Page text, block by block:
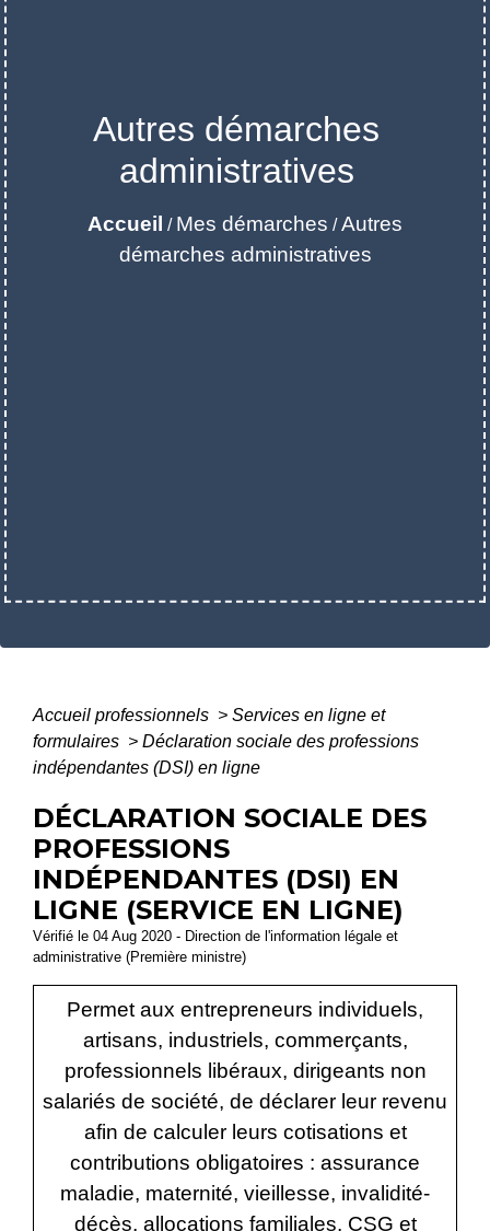
Autres démarches
administratives
Accueil / Mes démarches /Autres
démarches administratives
Accueil professionnels > Services en ligne et
formulaires > Déclaration sociale des professions
indépendantes (DSI) en ligne
DÉCLARATION SOCIALE DES
PROFESSIONS
INDÉPENDANTES (DSI) EN
LIGNE (SERVICE EN LIGNE)
Vérifié le 04 Aug 2020 - Direction de l'information légale et
administrative (Première ministre)
Permet aux entrepreneurs individuels,
artisans, industriels, commerçants,
professionnels libéraux, dirigeants non
salariés de société, de déclarer leur revenu
afin de calculer leurs cotisations et
contributions obligatoires : assurance
maladie, maternité, vieillesse, invalidité-
décès, allocations familiales, CSG et